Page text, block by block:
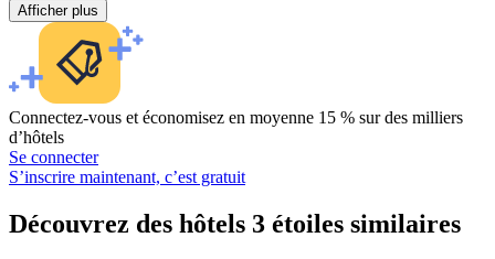
Afficher plus
Connectez-vous et économisez en moyenne 15 % sur des milliers
d’hôtels
Se connecter
S’inscrire maintenant, c’est gratuit
Découvrez des hôtels 3 étoiles similaires